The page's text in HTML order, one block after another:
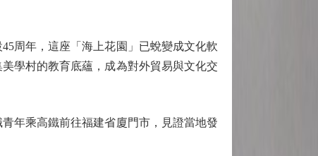
周年，這座「海上花園」已蛻變成文化軟
學村的教育底蘊，成為對外貿易與文化交
年乘高鐵前往福建省廈門市，見證當地發